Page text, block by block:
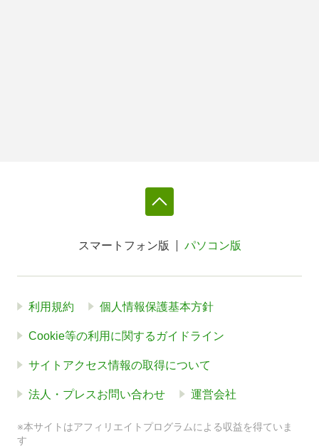
スマートフォン版 パソコン版
利用規約 個人情報保護基本方針
Cookie等の利用に関するガイドライン
サイトアクセス情報の取得について
法人・プレスお問い合わせ 運営会社
※本サイトはアフィリエイトプログラムによる収益を得ていま
す